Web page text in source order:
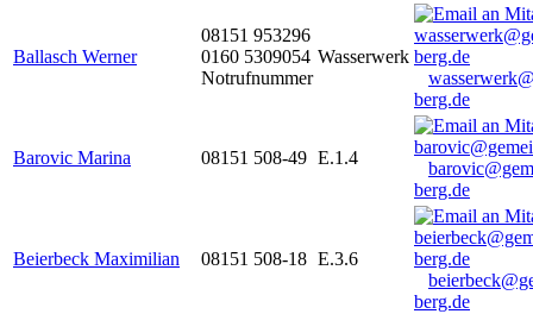
Ballasch Werner
08151 953296
0160 5309054
Notrufnummer
Wasserwerk
berg.de
Barovic Marina 08151 508-49 E.1.4
berg.de
Beierbeck Maximilian 08151 508-18 E.3.6
berg.de